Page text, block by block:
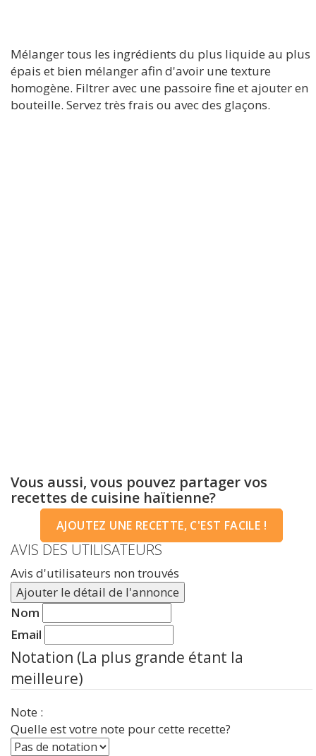
Mélanger tous les ingrédients du plus liquide au plus
épais et bien mélanger afin d'avoir une texture
homogène. Filtrer avec une passoire fine et ajouter en
bouteille. Servez très frais ou avec des glaçons.
Vous aussi, vous pouvez partager vos
recettes de cuisine haïtienne?
AJOUTEZ UNE RECETTE, C'EST FACILE !
AVIS DES UTILISATEURS
Avis d'utilisateurs non trouvés
Ajouter le détail de l'annonce
Nom
Email
Notation (La plus grande étant la
meilleure)
Note :
Quelle est votre note pour cette recette?